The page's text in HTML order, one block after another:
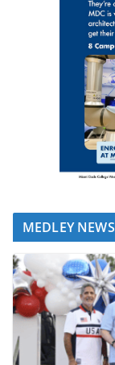
MEDLEY NEWS